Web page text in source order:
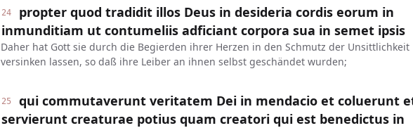
24
propter quod tradidit illos Deus in desideria cordis eorum in
inmunditiam ut contumeliis adficiant corpora sua in semet ipsis
Daher hat Gott sie durch die Begierden ihrer Herzen in den Schmutz der Unsittlichkeit
versinken lassen, so daß ihre Leiber an ihnen selbst geschändet wurden;
25
qui commutaverunt veritatem Dei in mendacio et coluerunt
servierunt creaturae potius quam creatori qui est benedictus in